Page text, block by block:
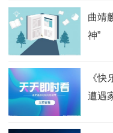
曲靖
神”
《
遭遇